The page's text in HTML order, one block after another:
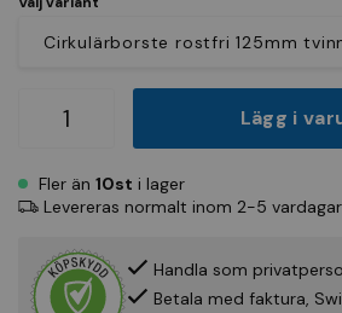
Lägg i
Fler än 10st i lager
Levereras normalt inom 2-5 vardagar
Handla som
Betala med faktura,